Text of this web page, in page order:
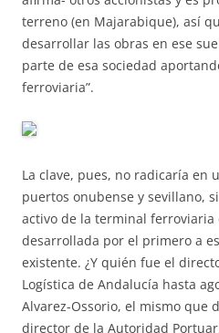
terreno (en Majarabique), así
desarrollar las obras en ese
parte de esa sociedad
ferroviaria”.
La clave, pues, no radicaría en
puertos onubense y sevillano,
activo de la terminal ferroviaria
desarrollada por el primero a
existente. ¿Y quién fue el
Logística de Andalucía hasta
Alvarez-Ossorio, el mismo que
director de la Autoridad